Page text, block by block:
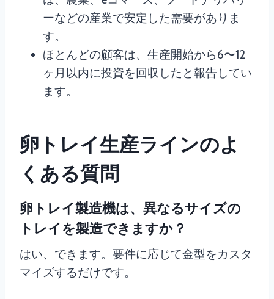
ーなどの産業で安定した需要がありま
す。
ほとんどの顧客は、生産開始から6〜12
ヶ月以内に投資を回収したと報告してい
ます。
卵トレイ生産ラインのよ
くある質問
卵トレイ製造機は、異なるサイズの
トレイを製造できますか？
はい、できます。要件に応じて金型をカスタ
マイズするだけです。